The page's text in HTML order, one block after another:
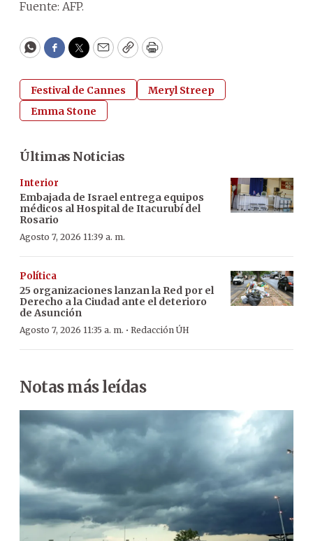
Fuente: AFP.
WhatsApp
Facebook
Twitter
EmailCopyPrint
Festival de Cannes
Meryl Streep
Emma Stone
Últimas Noticias
Interior
Embajada de Israel entrega equipos
médicos al Hospital de Itacurubí del
Rosario
Agosto 7, 2026 11:39 a. m.
Política
25 organizaciones lanzan la Red por el
Derecho a la Ciudad ante el deterioro
de Asunción
Agosto 7, 2026 11:35 a. m. · Redacción ÚH
Notas más leídas